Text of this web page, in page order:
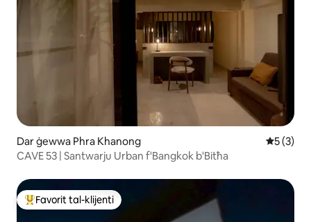
Dar ġewwa Phra Khanong Rating
5 (3)
CAVE 53 | Santwarju Urban f'Bangkok b'Bitħa
Wieħed mill-aqwa favoriti tal-klijenti
Favorit tal-klijenti